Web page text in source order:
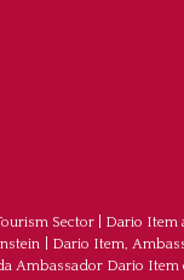
Sector| Dario Item
Dario Item,
Ambassador Dario